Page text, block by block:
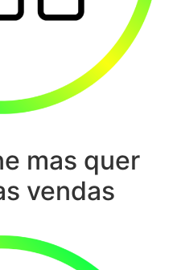
mas quer
vendas